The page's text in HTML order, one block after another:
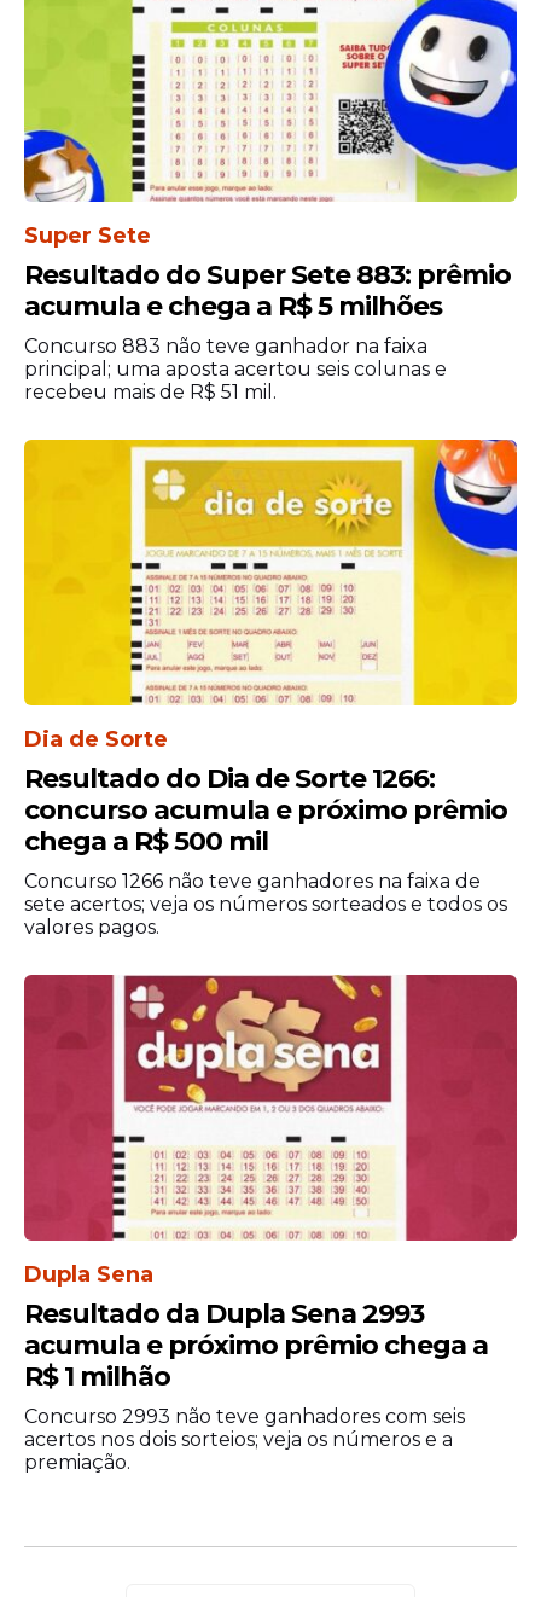
Benefícios e inscrição
A companhia oferece uma série de
benefícios alinhados ao mercado, como
assistência médica, vale alimentação,
desenvolvimento profissional.
Para participar, os candidatos interessados
no processo seletivo devem acessar o site
oficial de carreiras da LATAMe realizar a
inscrição pela internet. O processo seletivo
possui três etapas, sendo elas a de
inscrição, triagem de currículos e
entrevistas.
Super Sete
Resultado do Super Sete 883: prêmio
acumula e chega a R$ 5 milhões
Concurso 883 não teve ganhador na faixa
principal; uma aposta acertou seis colunas e
recebeu mais de R$ 51 mil.
Dia de Sorte
Resultado do Dia de Sorte 1266:
concurso acumula e próximo prêmio
chega a R$ 500 mil
Concurso 1266 não teve ganhadores na faixa de
sete acertos; veja os números sorteados e todos os
valores pagos.
Dupla Sena
Resultado da Dupla Sena 2993
acumula e próximo prêmio chega a
R$ 1 milhão
Concurso 2993 não teve ganhadores com seis
acertos nos dois sorteios; veja os números e a
premiação.